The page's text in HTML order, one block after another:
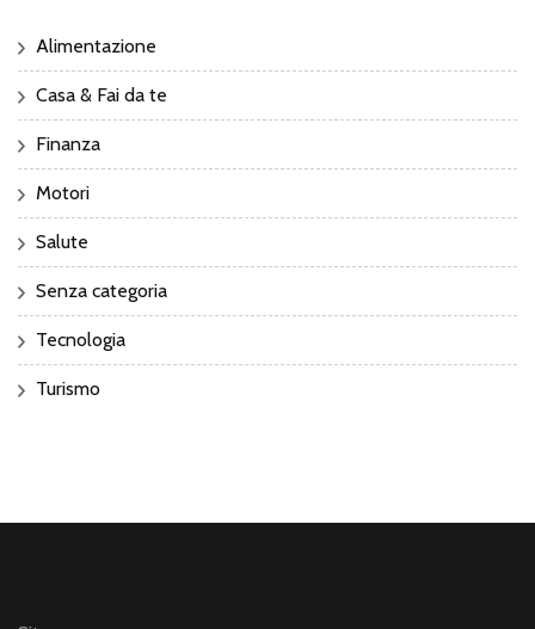
Alimentazione
Casa & Fai da te
Finanza
Motori
Salute
Senza categoria
Tecnologia
Turismo